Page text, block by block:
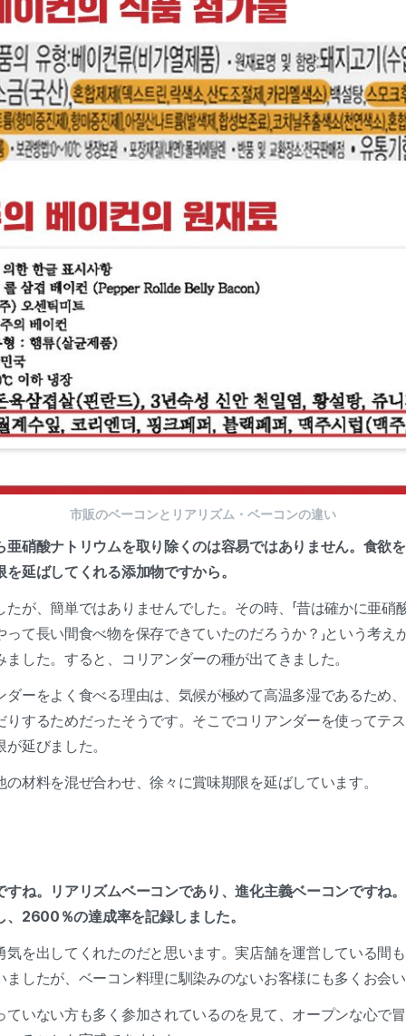
市販のベーコンとリアリズム・ベーコンの違い
亜硝酸ナトリウムを取り除くのは容易ではありません。食欲
延ばしてくれる添加物ですから。
が、簡単ではありませんでした。その時、「昔は確かに亜硝
て長い間食べ物を保存できていたのだろうか？」という考え
した。すると、コリアンダーの種が出てきました。
ダーをよく食べる理由は、気候が極めて高温多湿であるため
りするためだったそうです。そこでコリアンダーを使ってテ
延びました。
材料を混ぜ合わせ、徐々に賞味期限を延ばしています。
すね。リアリズムベーコンであり、進化主義ベーコンですね
、2600％の達成率を記録しました。
気を出してくれたのだと思います。実店舗を運営している間
ましたが、ベーコン料理に馴染みのないお客様にも多くお会
ていない方も多く参加されているのを見て、オープンな心で